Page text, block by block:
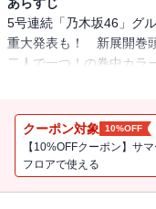
あらすじ
5号連続「乃木坂46」グ
重大発表も！ 新展開巻
二人で一つ！の巻中カラ
本1集発売記念カラー『
アシ』小林有吾●『猫工
昌平●『白暮のクロニク
●『忘却のサチコ』阿部
クーポン対象 10%OFF
【10%OFFクーポン】サ
フロアで使える